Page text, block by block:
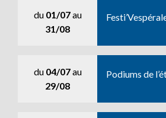
du 01/07au
31/08
du 04/07au
29/08
Podiums de